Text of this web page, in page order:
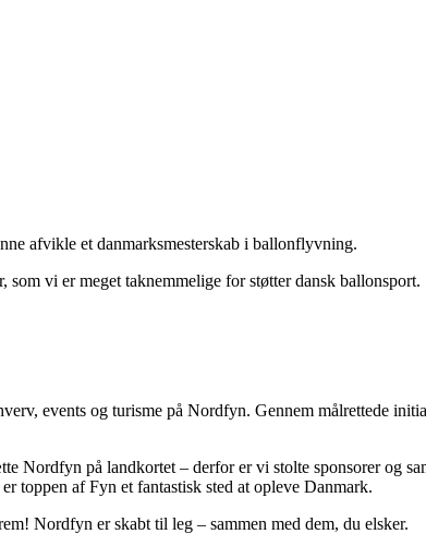
afvikle et danmarksmesterskab i ballonflyvning.
vi er meget taknemmelige for støtter dansk ballonsport.
events og turisme på Nordfyn. Gennem målrettede
Nordfyn på landkortet – derfor er vi stolte sponsorer og
toppen af Fyn et fantastisk sted at opleve Danmark.
Nordfyn er skabt til leg – sammen med dem, du elsker.